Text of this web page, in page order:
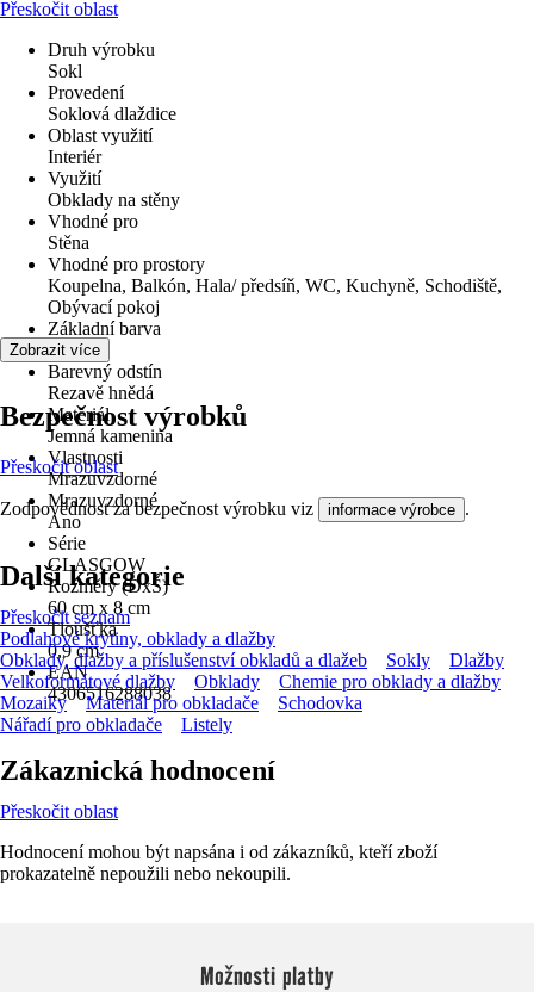
Přeskočit oblast
Druh výrobku
Sokl
Provedení
Soklová dlaždice
Oblast využití
Interiér
Využití
Obklady na stěny
Vhodné pro
Stěna
Vhodné pro prostory
Koupelna, Balkón, Hala/ předsíň, WC, Kuchyně, Schodiště,
Obývací pokoj
Základní barva
Hnědá
Barevný odstín
Rezavě hnědá
Materiál
Jemná kamenina
Vlastnosti
Mrazuvzdorné
Mrazuvzdorné
Ano
Série
GLASGOW
Rozměry (DxŠ)
60 cm x 8 cm
Tloušťka
0,9 cm
EAN
4306516288038
Zobrazit více
Bezpečnost výrobků
Přeskočit oblast
Zodpovědnost za bezpečnost výrobku viz informace výrobce .
Další kategorie
Přeskočit seznam
Podlahové krytiny, obklady a dlažby
Obklady, dlažby a příslušenství obkladů a dlažeb
Sokly
Dlažby
Velkoformátové dlažby
Obklady
Chemie pro obklady a dlažby
Mozaiky
Materiál pro obkladače
Schodovka
Nářadí pro obkladače
Listely
Zákaznická hodnocení
Přeskočit oblast
Hodnocení mohou být napsána i od zákazníků, kteří zboží
prokazatelně nepoužili nebo nekoupili.
Možnosti platby